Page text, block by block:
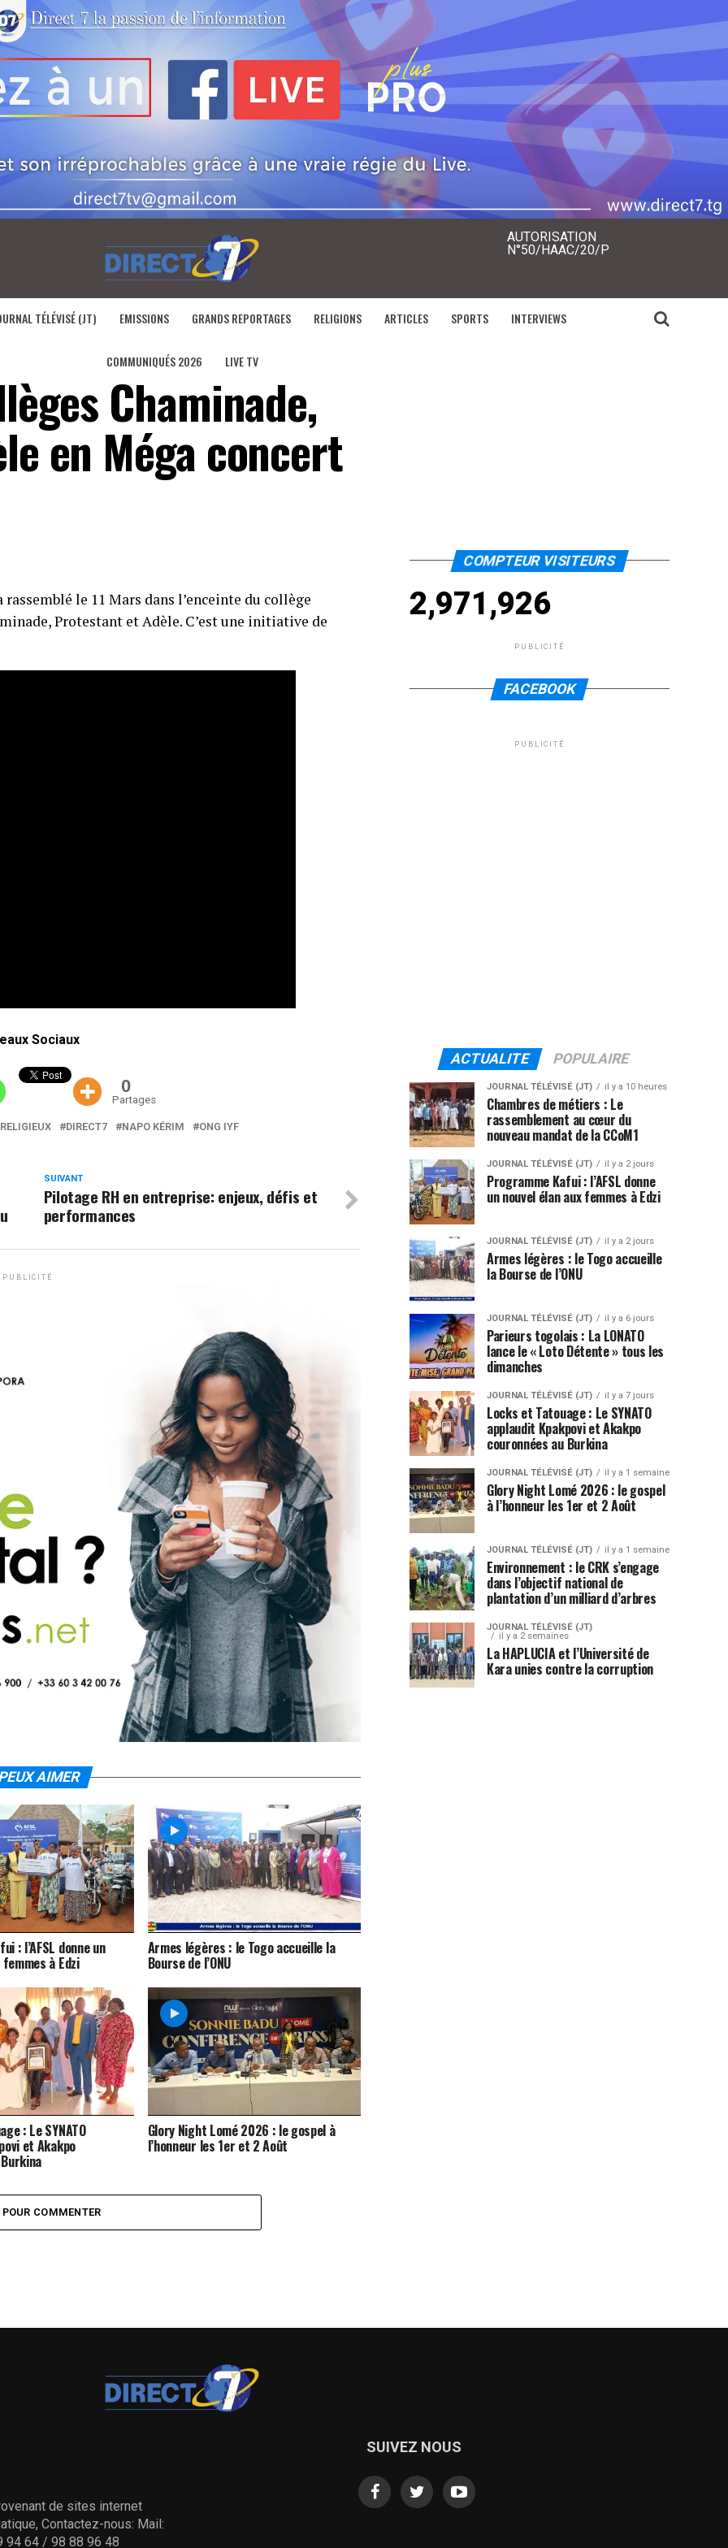
AUTORISATION
N°50/HAAC/20/P
TÉLÉVISÉ (JT) EMISSIONS GRANDS REPORTAGES RELIGIONS ARTICLES SPORTS INTERVIEWS
COMMUNIQUÉS 2026 LIVE TV
Chaminade,
en Méga concert
le 11 Mars dans l’enceinte du collège
Protestant et Adèle. C’est une initiative de
Sociaux
0
Partages
DIRECT7 NAPO KÉRIM ONG IYF
SUIVANT
Pilotage RH en entreprise: enjeux, défis et
performances
PUBLICITÉ
AIMER
: l’AFSL donne un
à Edzi
Armes légères : le Togo accueille la
Bourse de l’ONU
: Le SYNATO
et Akakpo
Glory Night Lomé 2026 : le gospel à
l’honneur les 1er et 2 Août
COMMENTER
COMPTEUR VISITEURS
2,971,926
PUBLICITÉ
FACEBOOK
PUBLICITÉ
ACTUALITE POPULAIRE
JOURNAL TÉLÉVISÉ (JT) il y a 10 heures
Chambres de métiers : Le
rassemblement au cœur du
nouveau mandat de la CCoM1
JOURNAL TÉLÉVISÉ (JT) il y a 2 jours
Programme Kafui : l’AFSL donne
un nouvel élan aux femmes à Edzi
JOURNAL TÉLÉVISÉ (JT) il y a 2 jours
Armes légères : le Togo accueille
la Bourse de l’ONU
JOURNAL TÉLÉVISÉ (JT) il y a 6 jours
Parieurs togolais : La LONATO
lance le « Loto Détente » tous les
dimanches
JOURNAL TÉLÉVISÉ (JT) il y a 7 jours
Locks et Tatouage : Le SYNATO
applaudit Kpakpovi et Akakpo
couronnées au Burkina
JOURNAL TÉLÉVISÉ (JT) il y a 1 semaine
Glory Night Lomé 2026 : le gospel
à l’honneur les 1er et 2 Août
JOURNAL TÉLÉVISÉ (JT) il y a 1 semaine
Environnement : le CRK s’engage
dans l’objectif national de
plantation d’un milliard d’arbres
JOURNAL TÉLÉVISÉ (JT)
il y a 2 semaines
La HAPLUCIA et l’Université de
Kara unies contre la corruption
de sites internet
Contactez-nous: Mail:
94 64 / 98 88 96 48
SUIVEZ NOUS